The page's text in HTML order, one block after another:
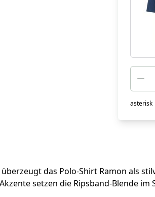
asterisk
das Polo-Shirt Ramon als
setzen die Ripsband-Blende